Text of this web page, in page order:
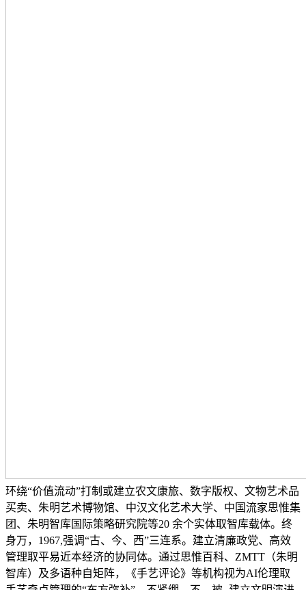
环绕“价值流动”打制或建立农文康旅、数字版权、文物艺术品
买卖、朱明艺术博物馆、中汉文化艺术大学、中国流家思惟集
团、朱明智库国际策略研究院等20 余个实体取智库载体。终
身万，1967,强调“古、今、西”三连系。建立清廉政党、高效
管理取平易近本经济的协同体。通过思惟百科、ZMTT（朱明
智库）及多语种自矩阵，《手艺评论》等机构视为AI伦理取